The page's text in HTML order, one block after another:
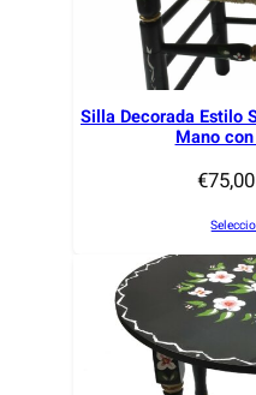
Silla Decorada Estilo
Mano
€75,00